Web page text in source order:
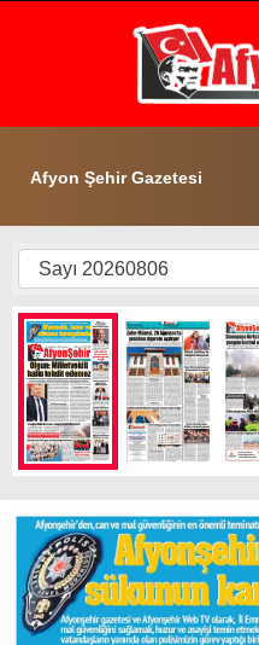
EKONOMİ
POLİTİKA
SPOR
SAĞLIK
İLÇE
DIĞER
ÇEVRE
Afyon Şehir Gazetesi